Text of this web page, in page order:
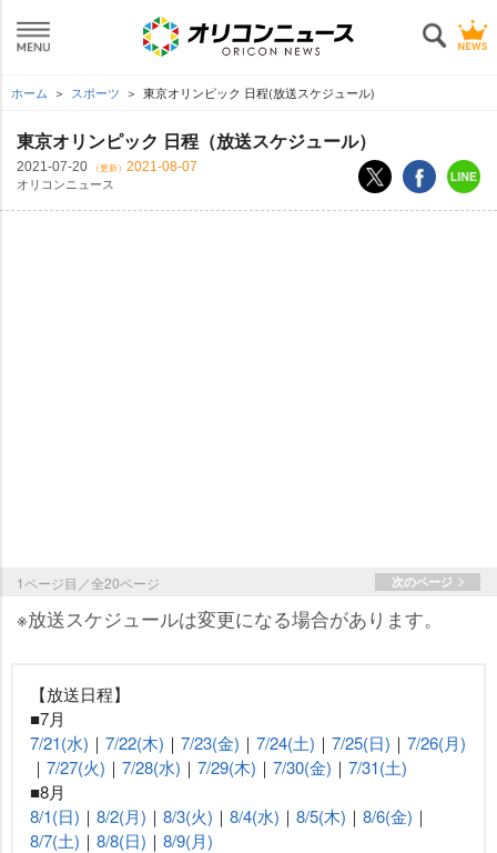
ホーム スポーツ 東京オリンピック 日程(放送スケジュール)
東京オリンピック 日程（放送スケジュール）
2021-07-20 （更新） 2021-08-07
オリコンニュース
1ページ目／全20ページ 次のページ
※放送スケジュールは変更になる場合があります。
【放送日程】
■7月
7/21(水) ｜ 7/22(木) ｜ 7/23(金) ｜ 7/24(土) ｜ 7/25(日) ｜ 7/26(月)
｜ 7/27(火) ｜ 7/28(水) ｜ 7/29(木) ｜ 7/30(金) ｜ 7/31(土)
■8月
8/1(日) ｜ 8/2(月) ｜ 8/3(火) ｜ 8/4(水) ｜ 8/5(木) ｜ 8/6(金) ｜
8/7(土) ｜ 8/8(日) ｜ 8/9(月)